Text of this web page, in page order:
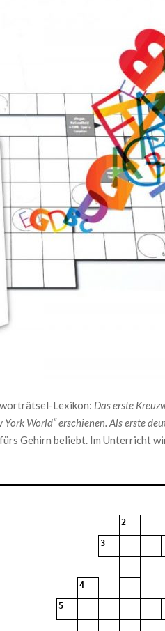
Lexikon: Das erste
World“ erschienen. Als erste
Gehirn beliebt. Im Unterricht